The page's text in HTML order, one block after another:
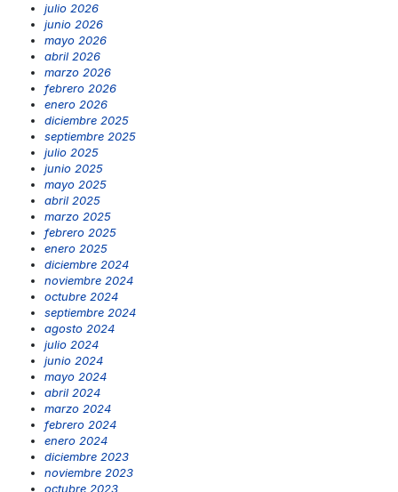
julio 2026
junio 2026
mayo 2026
abril 2026
marzo 2026
febrero 2026
enero 2026
diciembre 2025
septiembre 2025
julio 2025
junio 2025
mayo 2025
abril 2025
marzo 2025
febrero 2025
enero 2025
diciembre 2024
noviembre 2024
octubre 2024
septiembre 2024
agosto 2024
julio 2024
junio 2024
mayo 2024
abril 2024
marzo 2024
febrero 2024
enero 2024
diciembre 2023
noviembre 2023
octubre 2023